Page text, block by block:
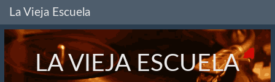
La Vieja Escuela
LA VIEJA ESCUELA